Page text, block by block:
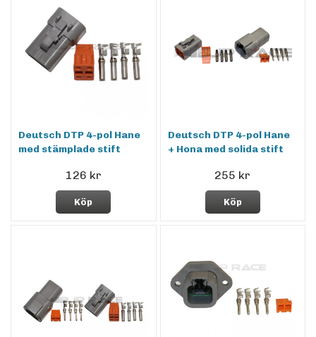
Deutsch DTP 4-pol Hane
med stämplade stift
126 kr
Köp
Deutsch DTP 4-pol Hane
+ Hona med solida stift
255 kr
Köp